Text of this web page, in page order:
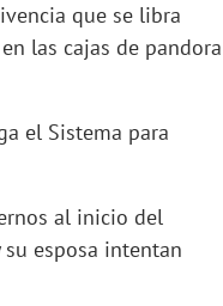
que se libra
las cajas de pandora
el Sistema para
al inicio del
esposa intentan